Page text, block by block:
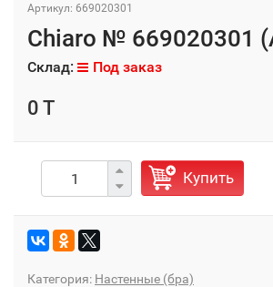
Артикул: 669020301
Chiaro № 669020301
Склад: Под заказ
0 T
Купить
Категория: Настенные (бра)